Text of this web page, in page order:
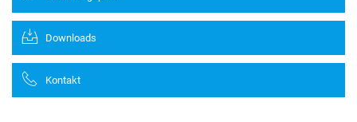
Downloads
Kontakt